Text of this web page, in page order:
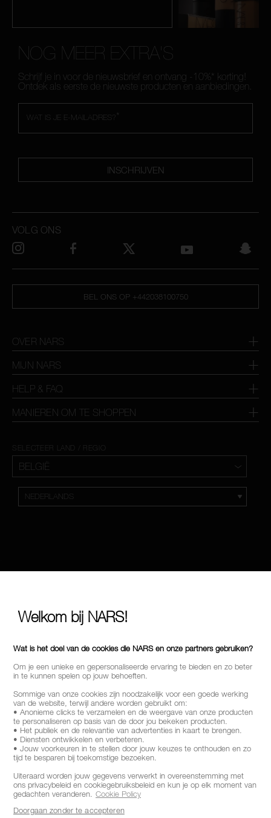
NOG MEER EXTRA'S
Schrijf je in voor de nieuwsbrief en ontvang -10%* korting!
Ontdek als eerste de nieuwste producten en aanbiedingen.
*
WAT IS JE E-MAILADRES?
INSCHRIJVEN
BEL ONS OP +442038100750
OVER NARS
MIJN NARS
HELP & FAQ
MANIEREN OM TE SHOPPEN
VOLG ONS
SELECTEER LAND / REGIO
Welkom bij NARS!
Wat is het doel van de cookies die NARS en onze partners gebruiken?
Om je een unieke en gepersonaliseerde ervaring te bieden en zo beter
in te kunnen spelen op jouw behoeften.
Sommige van onze cookies zijn noodzakelijk voor een goede werking
van de website, terwijl andere worden gebruikt om:
• Anonieme clicks te verzamelen en de weergave van onze producten
te personaliseren op basis van de door jou bekeken producten.
• Het publiek en de relevantie van advertenties in kaart te brengen.
• Diensten ontwikkelen en verbeteren.
• Jouw voorkeuren in te stellen door jouw keuzes te onthouden en zo
tijd te besparen bij toekomstige bezoeken.
Uiteraard worden jouw gegevens verwerkt in overeenstemming met
ons privacybeleid en cookiegebruiksbeleid en kun je op elk moment van
gedachten veranderen. Cookie Policy
Doorgaan zonder te accepteren